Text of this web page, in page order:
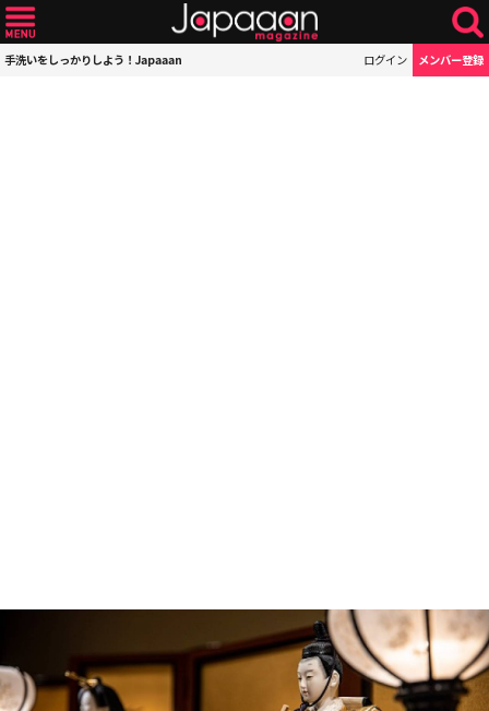
手洗いをしっかりしよう！Japaaan ログイン メンバー登録